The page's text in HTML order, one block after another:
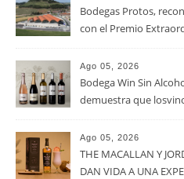
Bodegas Protos,
con el Premio
casi un siglo de
vitivinícola
Ago 05, 2026
Bodega Win Sin
demuestra que
calidadcomienzan a
en el viñedo
Ago 05, 2026
THE MACALLAN Y
DAN VIDA A UNA